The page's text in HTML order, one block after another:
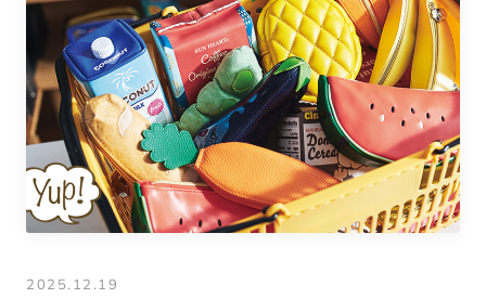
2025.12.19